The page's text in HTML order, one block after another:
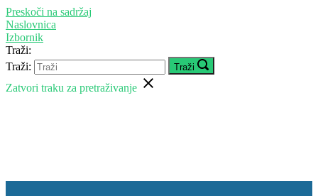
Preskoči na sadržaj
Naslovnica
Izbornik
Traži:
Traži:
Traži
Zatvori traku za pretraživanje